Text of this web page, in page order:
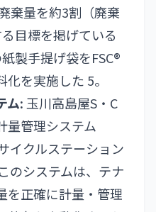
棄量を約3割（廃棄
目標を掲げている
製手提げ袋をFSC®
を実施した 5。
ム: 玉川高島屋S・C
量管理システム
イクルステーション
のシステムは、テナ
を正確に計量・管理